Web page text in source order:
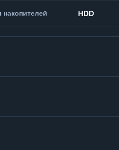
HDD